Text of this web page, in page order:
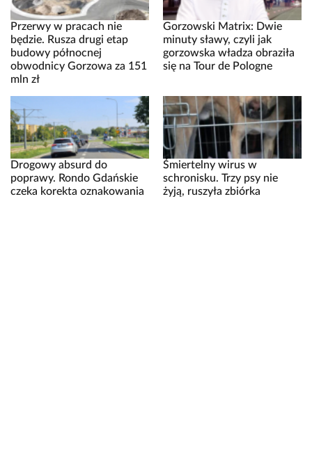
Przerwy w pracach nie
będzie. Rusza drugi etap
budowy północnej
obwodnicy Gorzowa za 151
mln zł
Gorzowski Matrix: Dwie
minuty sławy, czyli jak
gorzowska władza obraziła
się na Tour de Pologne
Drogowy absurd do
poprawy. Rondo Gdańskie
czeka korekta oznakowania
Śmiertelny wirus w
schronisku. Trzy psy nie
żyją, ruszyła zbiórka